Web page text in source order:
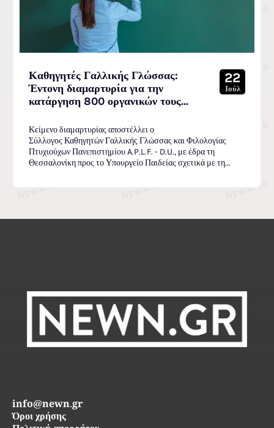
Καθηγητές Γαλλικής Γλώσσας:
Έντονη διαμαρτυρία για την
κατάργηση 800 οργανικών τους...
22
Ιούλ
Κείμενο διαμαρτυρίας αποστέλλει ο
Σύλλογος Καθηγητών Γαλλικής Γλώσσας και Φιλολογίας
Πτυχιούχων Πανεπιστημίου A.P.L.F. - D.U., με έδρα τη
Θεσσαλονίκη προς το Υπουργείο Παιδείας σχετικά με τη...
info@newn.gr
Όροι χρήσης